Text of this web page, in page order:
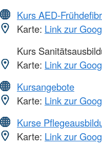
Kurs AED-
Karte: Link zur
Kurs
Karte: Link zur
Kursangebote
Karte: Link zur
Kurse
Karte: Link zur